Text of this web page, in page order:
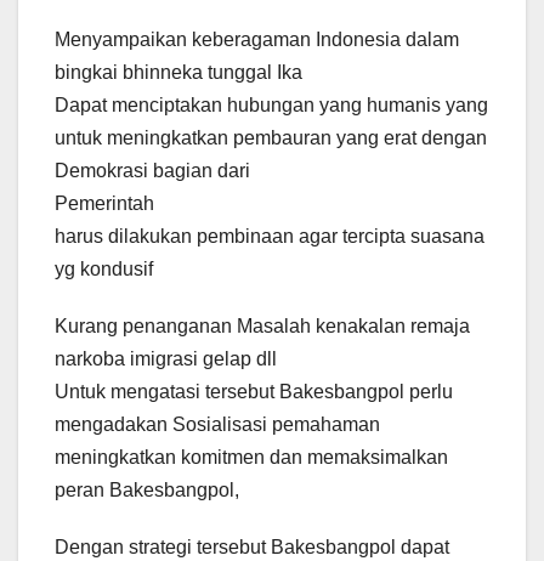
Menyampaikan keberagaman Indonesia dalam
bingkai bhinneka tunggal Ika
Dapat menciptakan hubungan yang humanis yang
untuk meningkatkan pembauran yang erat dengan
Demokrasi bagian dari
Pemerintah
harus dilakukan pembinaan agar tercipta suasana
yg kondusif
Kurang penanganan Masalah kenakalan remaja
narkoba imigrasi gelap dll
Untuk mengatasi tersebut Bakesbangpol perlu
mengadakan Sosialisasi pemahaman
meningkatkan komitmen dan memaksimalkan
peran Bakesbangpol,
Dengan strategi tersebut Bakesbangpol dapat